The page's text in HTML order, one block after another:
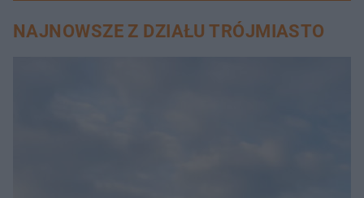
NAJNOWSZE Z DZIAŁU TRÓJMIASTO